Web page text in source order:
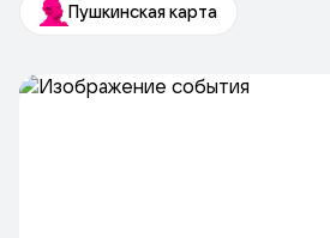
Пушкинская карта